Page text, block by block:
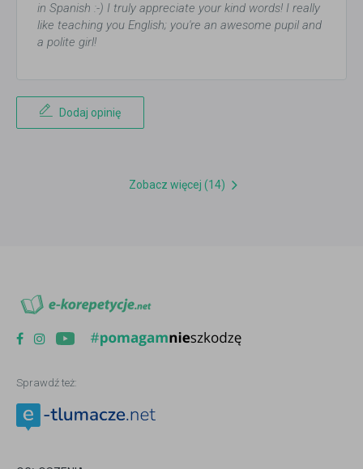
in Spanish :-) I truly appreciate your kind words! I really
like teaching you English; you're an awesome pupil and
a polite girl!
Dodaj opinię
Zobacz więcej (14)
Sprawdź też: